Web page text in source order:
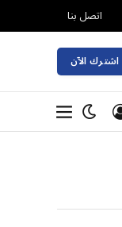
اتصل بنا
اشترك الآن